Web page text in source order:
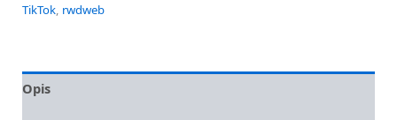
TikTok, rwdweb
Opis